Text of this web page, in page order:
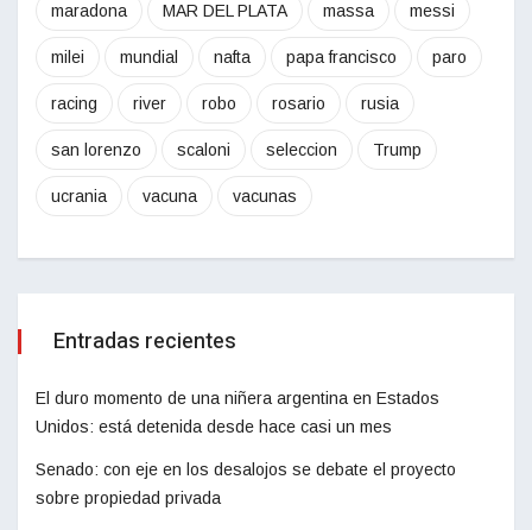
maradona MAR DEL PLATA massa messi
milei mundial nafta papa francisco paro
racing river robo rosario rusia
san lorenzo scaloni seleccion Trump
ucrania vacuna vacunas
Entradas recientes
El duro momento de una niñera argentina en Estados
Unidos: está detenida desde hace casi un mes
Senado: con eje en los desalojos se debate el proyecto
sobre propiedad privada